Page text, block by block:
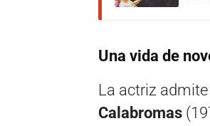
Una vida de
La actriz
Calabromas